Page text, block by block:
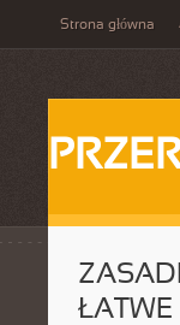
Strona główna
ŁATWE